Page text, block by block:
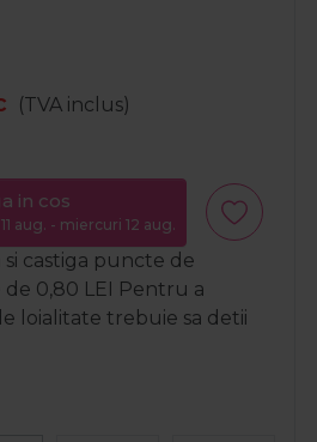
(TVA inclus)
in cos
aug. - miercuri 12 aug.
si castiga puncte de
de 0,80 LEI Pentru a
loialitate trebuie sa detii